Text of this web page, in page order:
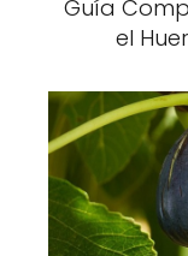
Guía
el